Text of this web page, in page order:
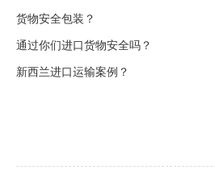
货物安全包装？
通过你们进口货物安全吗？
新西兰进口运输案例？